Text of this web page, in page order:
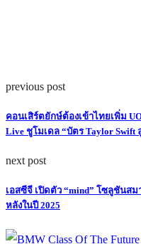
previous post
คอนเสิร์ตยักษ์ต้องเข้าไทยเพิ่ม
Live ชูโมเดล “บัตร Taylor
next post
เอสซีจี เปิดตัว “mind” โซลูชันส
หลังในปี 2025